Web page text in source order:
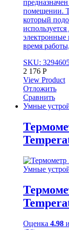
помещении.
который
электронные
время
SKU:
2 176 Р
View Product
Отложить
Сравнить
Умные
Умные
Оценка 4.98